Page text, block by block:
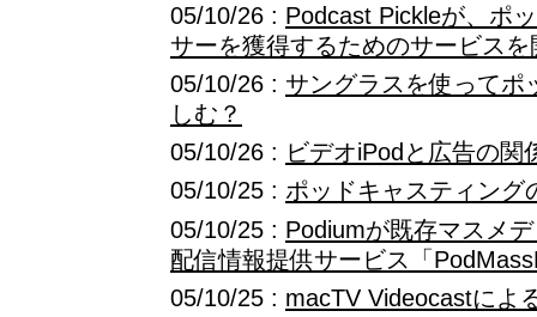
05/10/26 : Podcast Pickleが、ポ
サーを獲得するためのサービスを
05/10/26 : サングラスを使ってポ
しむ？
05/10/26 : ビデオiPodと広告の関
05/10/25 : ポッドキャスティング
05/10/25 : Podiumが既存マスメ
配信情報提供サービス「
05/10/25 : macTV Videocastによ